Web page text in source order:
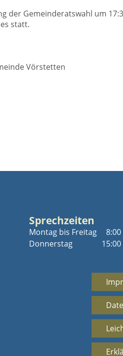
der Gemeinderatswahl um
statt.
Vörstetten
Sprechzeiten
Montag bis Freitag
Donnerstag